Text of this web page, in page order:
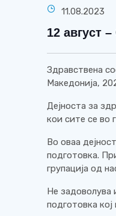
11.08.2023
12 август
Здравствена
Македонија,
Дејноста за
кои сите се во
Во оваа
подготовка.
групација од
Не задоволува
подготовка кој